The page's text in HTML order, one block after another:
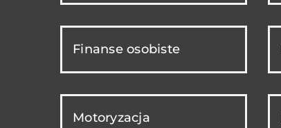
Finanse osobiste
Motoryzacja